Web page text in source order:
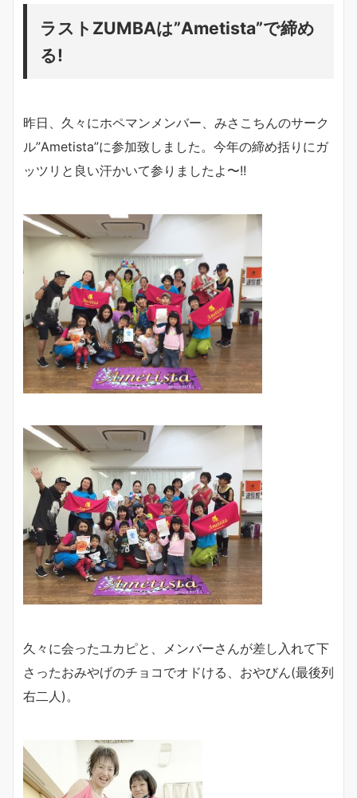
ラストZUMBAは”Ametista”で締め
る!
昨日、久々にホペマンメンバー、みさこちんのサーク
ル”Ametista”に参加致しました。今年の締め括りにガ
ッツリと良い汗かいて参りましたよ〜!!
久々に会ったユカピと、メンバーさんが差し入れて下
さったおみやげのチョコでオドける、おやびん(最後列
右二人)。